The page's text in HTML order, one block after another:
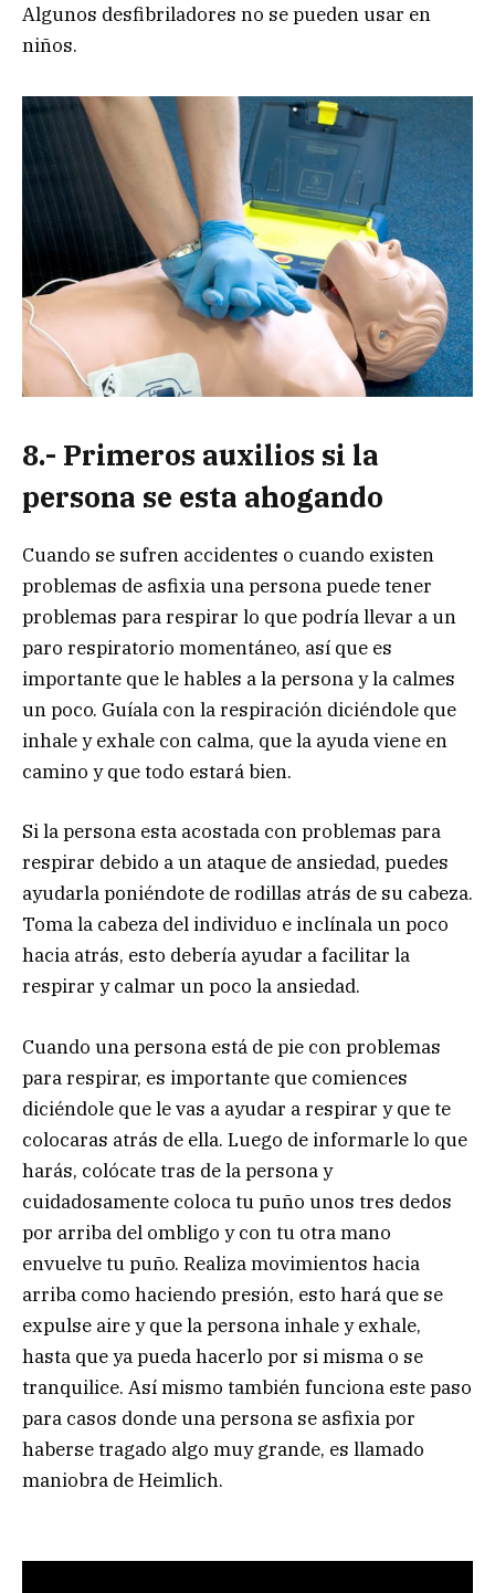
Algunos desfibriladores no se pueden usar en
niños.
8.- Primeros auxilios si la
persona se esta ahogando
Cuando se sufren accidentes o cuando existen
problemas de asfixia una persona puede tener
problemas para respirar lo que podría llevar a un
paro respiratorio momentáneo, así que es
importante que le hables a la persona y la calmes
un poco. Guíala con la respiración diciéndole que
inhale y exhale con calma, que la ayuda viene en
camino y que todo estará bien.
Si la persona esta acostada con problemas para
respirar debido a un ataque de ansiedad, puedes
ayudarla poniéndote de rodillas atrás de su cabeza.
Toma la cabeza del individuo e inclínala un poco
hacia atrás, esto debería ayudar a facilitar la
respirar y calmar un poco la ansiedad.
Cuando una persona está de pie con problemas
para respirar, es importante que comiences
diciéndole que le vas a ayudar a respirar y que te
colocaras atrás de ella. Luego de informarle lo que
harás, colócate tras de la persona y
cuidadosamente coloca tu puño unos tres dedos
por arriba del ombligo y con tu otra mano
envuelve tu puño. Realiza movimientos hacia
arriba como haciendo presión, esto hará que se
expulse aire y que la persona inhale y exhale,
hasta que ya pueda hacerlo por si misma o se
tranquilice. Así mismo también funciona este paso
para casos donde una persona se asfixia por
haberse tragado algo muy grande, es llamado
maniobra de Heimlich.